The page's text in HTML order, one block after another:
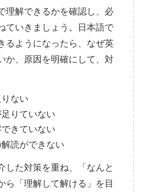
理解できるかを確認し、必
ていきましょう。日本語で
るようになったら、なぜ英
か、原因を明確にして、対
ない
りていない
きていない
読ができない
した対策を重ね、「なんと
ら「理解して解ける」を目